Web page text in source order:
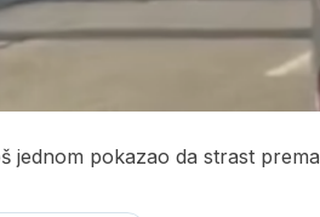
jednom pokazao da strast prema